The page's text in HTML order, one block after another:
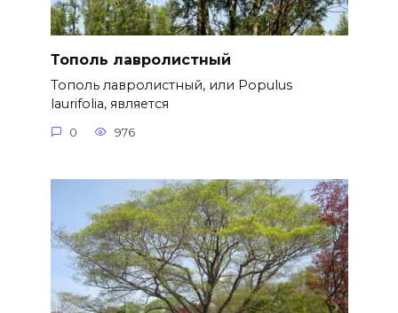
Тополь лавролистный
Тополь лавролистный, или Populus
laurifolia, является
0 976